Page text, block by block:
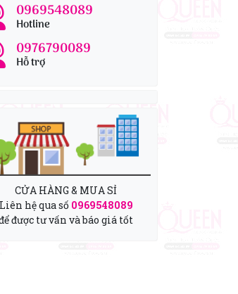
0969548089
Hotline
0976790089
Hỗ trợ
CỬA HÀNG & MUA SỈ
Liên hệ qua số 0969548089
được tư vấn và báo giá tốt